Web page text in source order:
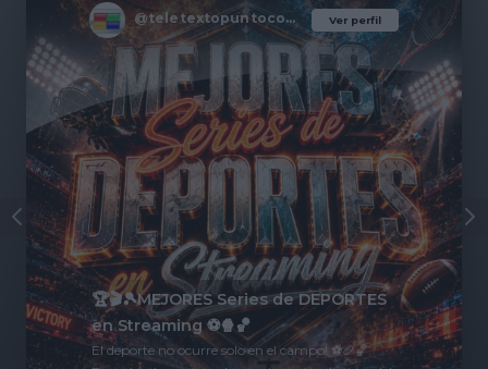
Ver perfil
@teletextopuntocom Ver perfil
🏆🎬🎾MEJORES Series de DEPORTES
en Streaming ⚽🍿🏀
El deporte no ocurre solo en el campo! ⚽🏈🏀